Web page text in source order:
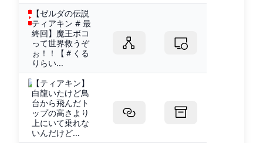
【ゼルダの伝説
ティアキン # 最
終回】魔王ボコ
って世界救うぞ
ぉ！！【＃くる
りらい...
【ティアキン】
白龍いたけど鳥
台から飛んだト
ップの高さより
上にいて乗れな
いんだけど...